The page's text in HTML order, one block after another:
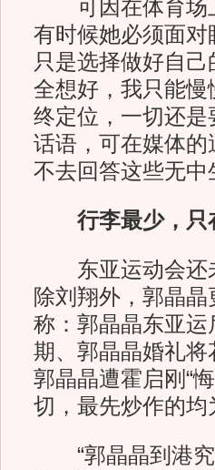
可因在体育场上
有时候她必须面
只是选择做好自
全想好，我只能
终定位，一切还是
话语，可在媒体
不去回答这些无中
行李最少，只
东亚运动会还未
除刘翔外，郭晶
称：郭晶晶东亚
期、郭晶晶婚礼
郭晶晶遭霍启刚“
切，最先炒作的均
“郭晶晶到港究